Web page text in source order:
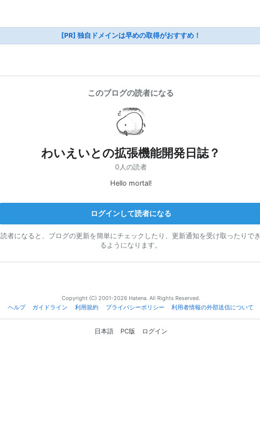
[PR] 独自ドメインは早めの取得がおすすめ！
このブログの読者になる
わいえいとの拡張機能開発日誌？
0人の読者
Hello mortal!
ログインして読者になる
読者になると、ブログの更新を簡単にチェックしたり、更新通知を受け取ったりでき
るようになります。
Copyright (C) 2001-2026 Hatena. All Rights Reserved.
ヘルプ
ガイドライン 利用規約 プライバシーポリシー 利用者情報の外部送信について
日本語 PC版 ログイン